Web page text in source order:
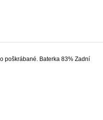
poškrábané. Baterka 83% Zadní